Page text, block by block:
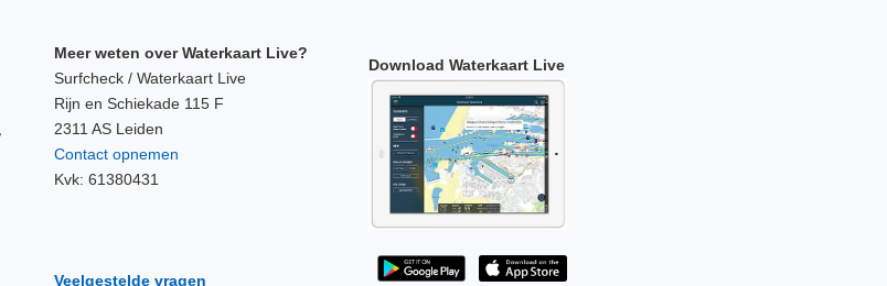
Meer weten over Waterkaart Live?
Surfcheck / Waterkaart Live
Rijn en Schiekade 115 F
2311 AS Leiden
Contact opnemen
Kvk: 61380431
Veelgestelde vragen
Download Waterkaart Live